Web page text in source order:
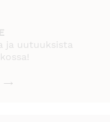
ja uutuuksista